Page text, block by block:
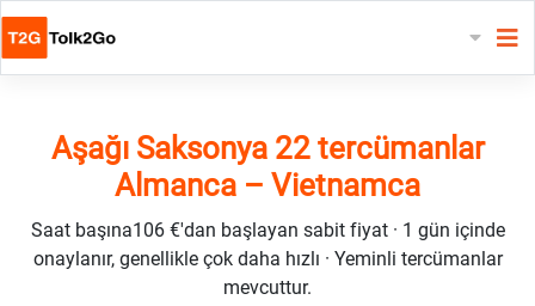
Aşağı Saksonya 22 tercümanlar
Almanca – Vietnamca
Saat başına106 €'dan başlayan sabit fiyat · 1 gün içinde
onaylanır, genellikle çok daha hızlı · Yeminli tercümanlar
mevcuttur.